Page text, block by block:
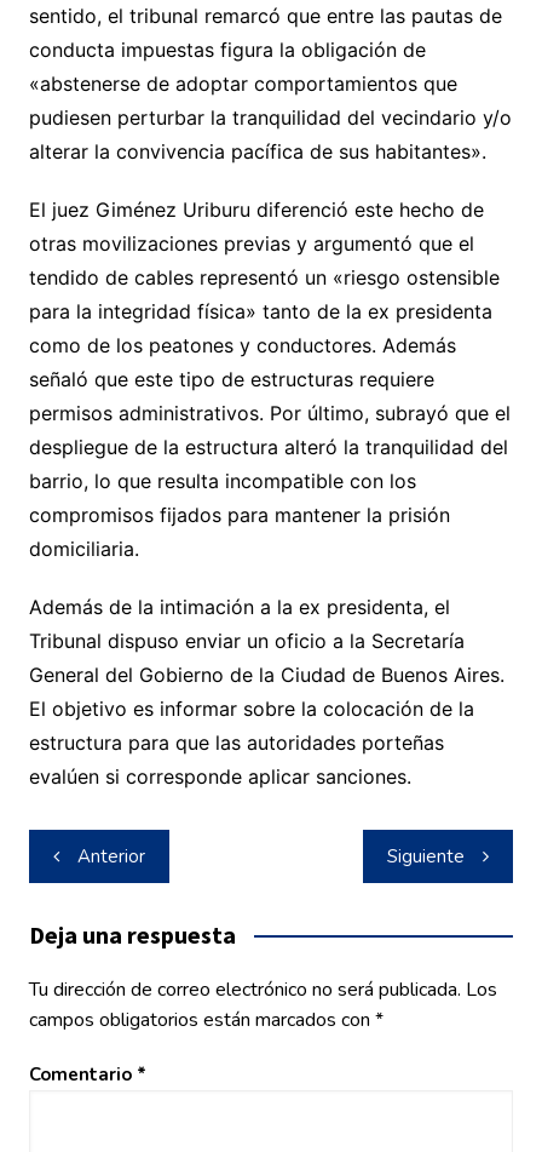
sentido, el tribunal remarcó que entre las pautas de
conducta impuestas figura la obligación de
«abstenerse de adoptar comportamientos que
pudiesen perturbar la tranquilidad del vecindario y/o
alterar la convivencia pacífica de sus habitantes».
El juez Giménez Uriburu diferenció este hecho de
otras movilizaciones previas y argumentó que el
tendido de cables representó un «riesgo ostensible
para la integridad física» tanto de la ex presidenta
como de los peatones y conductores. Además
señaló que este tipo de estructuras requiere
permisos administrativos. Por último, subrayó que el
despliegue de la estructura alteró la tranquilidad del
barrio, lo que resulta incompatible con los
compromisos fijados para mantener la prisión
domiciliaria.
Además de la intimación a la ex presidenta, el
Tribunal dispuso enviar un oficio a la Secretaría
General del Gobierno de la Ciudad de Buenos Aires.
El objetivo es informar sobre la colocación de la
estructura para que las autoridades porteñas
evalúen si corresponde aplicar sanciones.
Navegación
de
entradas
Anterior Siguiente
Deja una respuesta
Tu dirección de correo electrónico no será publicada. Los
campos obligatorios están marcados con *
Comentario *